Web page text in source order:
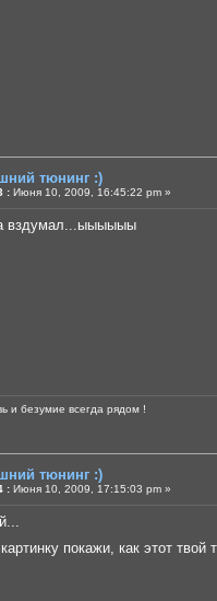
тюнинг :)
: Июня 10, 2009, 16:45:22 pm »
вздумал...ыыыыыы
безумие всегда рядом !
тюнинг :)
: Июня 10, 2009, 17:15:03 pm »
покажи, как этот твой